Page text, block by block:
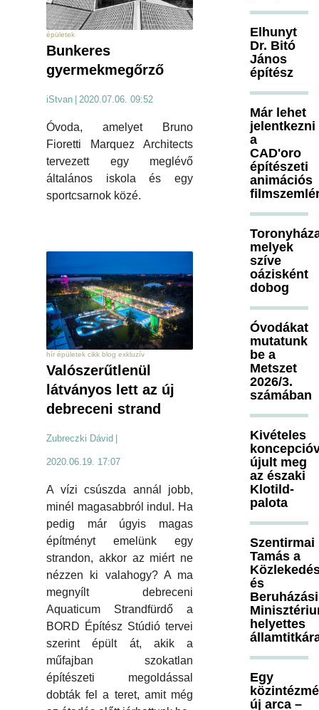
épületek
Bunkeres
gyermekmegőrző
iStvan 2020.07.06. 09:52
Óvoda, amelyet Bruno
Fioretti Marquez Architects
tervezett egy meglévő
általános iskola és egy
sportcsarnok közé.
hír épületek cikk blog exkluzív
Valószerűtlenül
látványos lett az új
debreceni strand
Zubreczki Dávid |
2020.06.19. 17:07
A vízi csúszda annál jobb,
minél magasabbról indul. Ha
pedig már úgyis magas
építményt emelünk egy
strandon, akkor az miért ne
nézzen ki valahogy? A ma
megnyílt debreceni
Aquaticum Strandfürdő a
BORD Építész Stúdió tervei
szerint épült át, akik a
műfajban szokatlan
építészeti megoldással
dobták fel a teret, amit még
Elhunyt
Dr. Bitó
János
építész
Már lehet
jelentkezni
a
CAD'oro
építészeti
animációs
melyek
szíve
oázisként
dobog
Óvodákat
mutatunk
be a
Metszet
2026/3.
számában
Kivételes
újult meg
az északi
Klotild-
palota
Szentirmai
Tamás a
és
Beruházási
helyettes
Egy
új arca –